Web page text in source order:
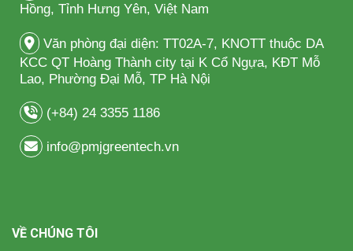
Hồng, Tỉnh Hưng Yên, Việt Nam
Văn phòng đại diện: TT02A-7, KNOTT thuộc DA
KCC QT Hoàng Thành city tại K Cổ Ngựa, KĐT Mỗ
Lao, Phường Đại Mỗ, TP Hà Nội
(+84) 24 3355 1186
info@pmjgreentech.vn
VỀ CHÚNG TÔI